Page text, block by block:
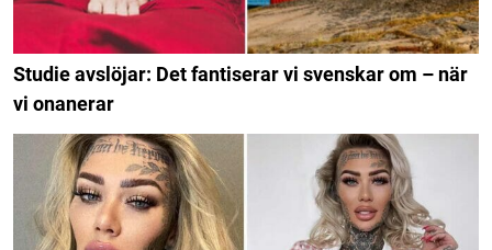
Studie avslöjar: Det fantiserar vi svenskar om – när
vi onanerar